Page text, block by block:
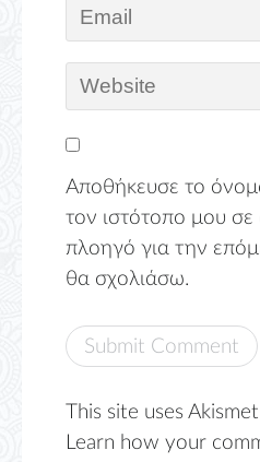
Αποθήκευσε το
τον ιστότοπο μου σε
πλοηγό για την
θα σχολιάσω.
This site uses
Learn how your